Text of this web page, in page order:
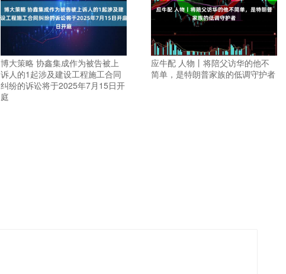
博大策略 协鑫集成作为被告被上
诉人的1起涉及建设工程施工合同
纠纷的诉讼将于2025年7月15日开
庭
应牛配 人物丨将陪父访华的他不
简单，是特朗普家族的低调守护者